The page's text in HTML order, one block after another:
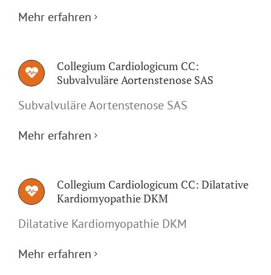
Mehr erfahren
Collegium Cardiologicum CC:
Subvalvuläre Aortenstenose SAS
Subvalvuläre Aortenstenose SAS
Mehr erfahren
Collegium Cardiologicum CC: Dilatative
Kardiomyopathie DKM
Dilatative Kardiomyopathie DKM
Mehr erfahren